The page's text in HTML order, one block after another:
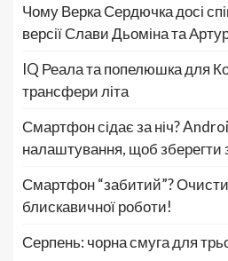
Чому Верка Сердючка досі
версії Слави Дьоміна та
IQ Реала та попелюшка для
трансфери літа
Смартфон сідає за ніч?
налаштування, щоб зберегти
Смартфон “забитий”?
блискавичної роботи!
Серпень: чорна смуга для